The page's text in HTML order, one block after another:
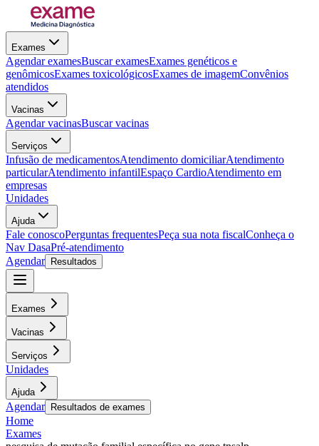
Exames
Agendar examesBuscar examesExames genéticos e
genômicosExames toxicológicosExames de imagemConvênios
atendidos
Vacinas
Agendar vacinasBuscar vacinas
Serviços
Infusão de medicamentosAtendimento domiciliarAtendimento
particularAtendimento infantilEspaço CardioAtendimento em
empresas
Unidades
Ajuda
Fale conoscoPerguntas frequentesPeça sua nota fiscalConheça o
Nav DasaPré-atendimento
Agendar
Resultados
Exames
Vacinas
Serviços
Unidades
Ajuda
Agendar Resultados de exames
Home
Exames